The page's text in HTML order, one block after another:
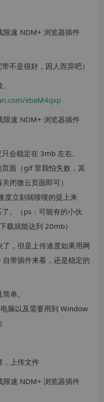
不是很好，因人而异吧）
ebaM4qxp
会稳定在 3mb 左右。
面（gif 里我怕失败，其
闭微云页面即可）
度立刻就嗖嗖的提上来
。（ps：可能有的小伙
载就能达到 20mb）
，但是上传速度如果用网
带插件来看，还是稳定的
单。
脑以及需要用到 Window
，上传文件